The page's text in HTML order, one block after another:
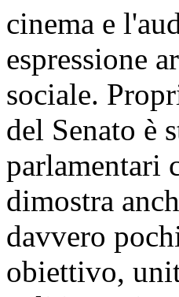
cinema e
espressione
sociale.
del Senato è
parlamentari
dimostra
davvero
obiettivo,